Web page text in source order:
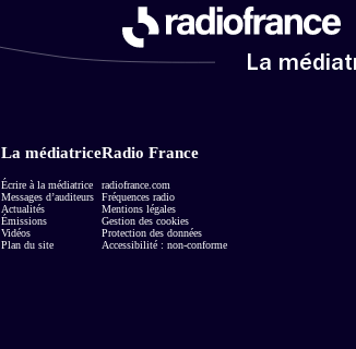
La
La médiatrice
Écrire à la médiatrice
Messages d’auditeurs
Actualités
Émissions
Vidéos
Plan du site
Radio France
radiofrance.com
Fréquences radio
Mentions légales
Gestion des cookies
Protection des données
Accessibilité : non-conforme